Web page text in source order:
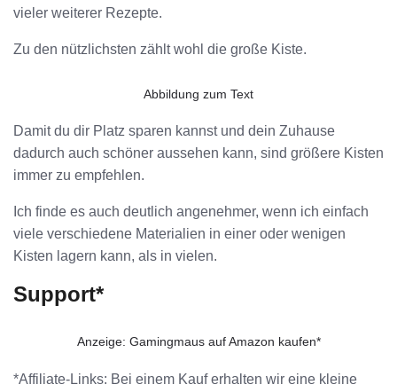
vieler weiterer Rezepte.
Zu den nützlichsten zählt wohl die große Kiste.
Abbildung zum Text
Damit du dir Platz sparen kannst und dein Zuhause
dadurch auch schöner aussehen kann, sind größere Kisten
immer zu empfehlen.
Ich finde es auch deutlich angenehmer, wenn ich einfach
viele verschiedene Materialien in einer oder wenigen
Kisten lagern kann, als in vielen.
Support*
Anzeige: Gamingmaus auf Amazon kaufen*
*Affiliate-Links: Bei einem Kauf erhalten wir eine kleine